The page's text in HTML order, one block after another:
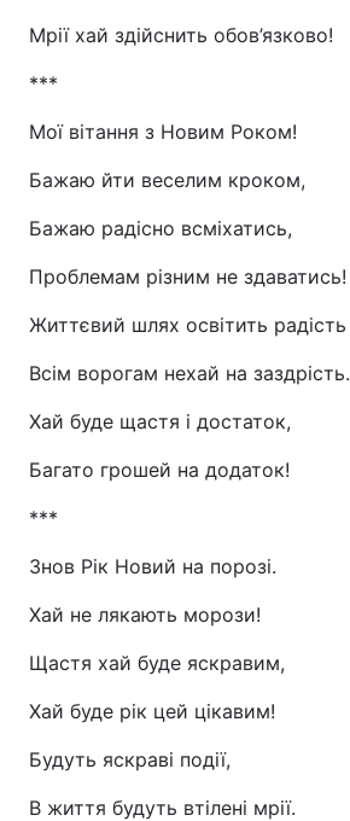
Мрії хай здійснить обов’язково!
***
Мої вітання з Новим Роком!
Бажаю йти веселим кроком,
Бажаю радісно всміхатись,
Проблемам різним не здаватись!
Життєвий шлях освітить радість
Всім ворогам нехай на заздрість.
Хай буде щастя і достаток,
Багато грошей на додаток!
***
Знов Рік Новий на порозі.
Хай не лякають морози!
Щастя хай буде яскравим,
Хай буде рік цей цікавим!
Будуть яскраві події,
В життя будуть втілені мрії.